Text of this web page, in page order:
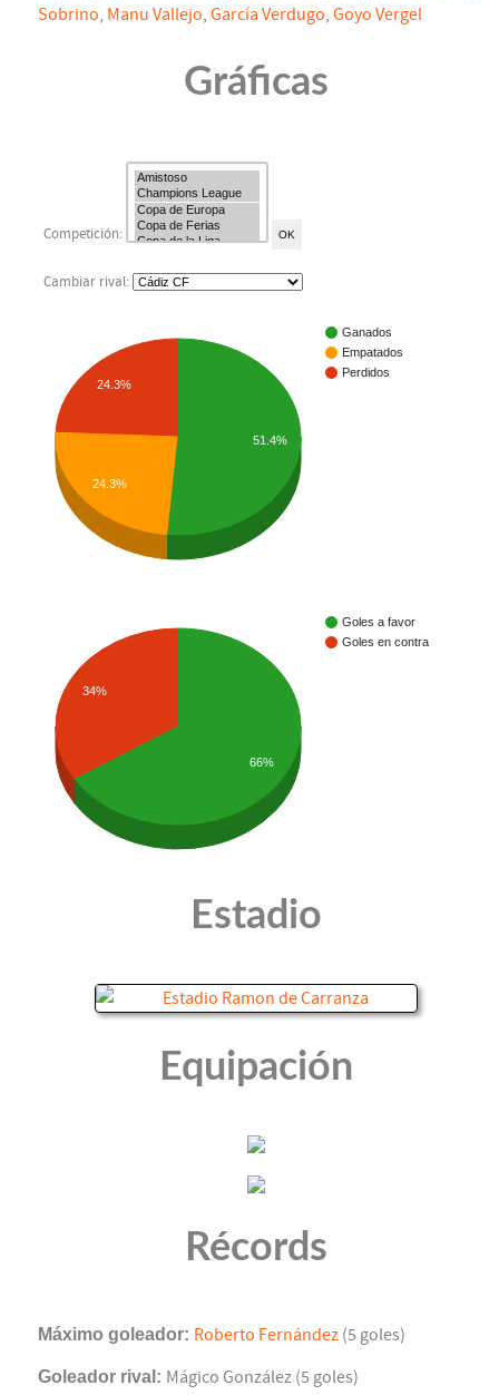
Sobrino, Manu Vallejo, García Verdugo, Goyo Vergel
Gráficas
Competición:
Cambiar rival:
Ganados
Empatados
Perdidos
24.3%
24.3%
51.4%
Goles a favor
Goles en contra
34%
66%
Estadio
Equipación
Récords
Máximo goleador: Roberto Fernández (5 goles)
Goleador rival: Mágico González (5 goles)